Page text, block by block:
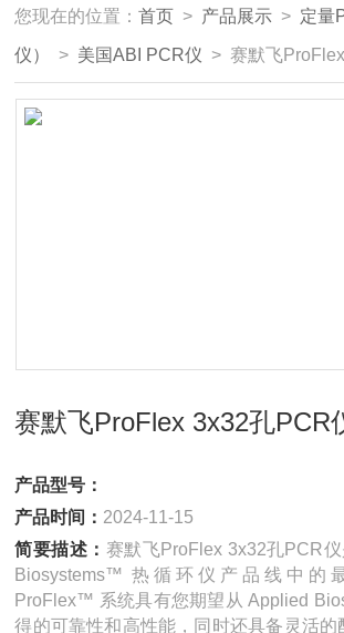
您现在的位置：首页 > 产品展示 > 定量
仪） > 美国ABI PCR仪 > 赛默飞
赛默飞ProFlex 3x32孔PCR
产品型号：
产品时间： 2024-11-15
简要描述： 赛默飞ProFlex 3x32孔PCR
Biosystems™ 热循环仪产品线中的
ProFlex™ 系统具有您期望从 Applied
得的可靠性和高性能，同时还具备灵活的